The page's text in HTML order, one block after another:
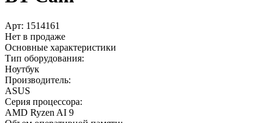
Арт: 1514161
Нет в продаже
Основные характеристики
Тип оборудования:
Ноутбук
Производитель:
ASUS
Серия процессора:
AMD Ryzen AI 9